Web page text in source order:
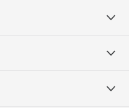
Dveří